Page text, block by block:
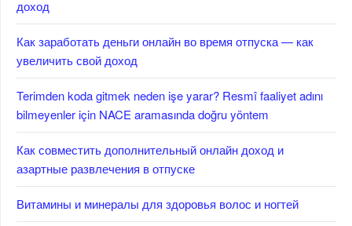
доход
Как заработать деньги онлайн во время отпуска — как
увеличить свой доход
Terimden koda gitmek neden işe yarar? Resmî faaliyet adını
bilmeyenler için NACE aramasında doğru yöntem
Как совместить дополнительный онлайн доход и
азартные развлечения в отпуске
Витамины и минералы для здоровья волос и ногтей